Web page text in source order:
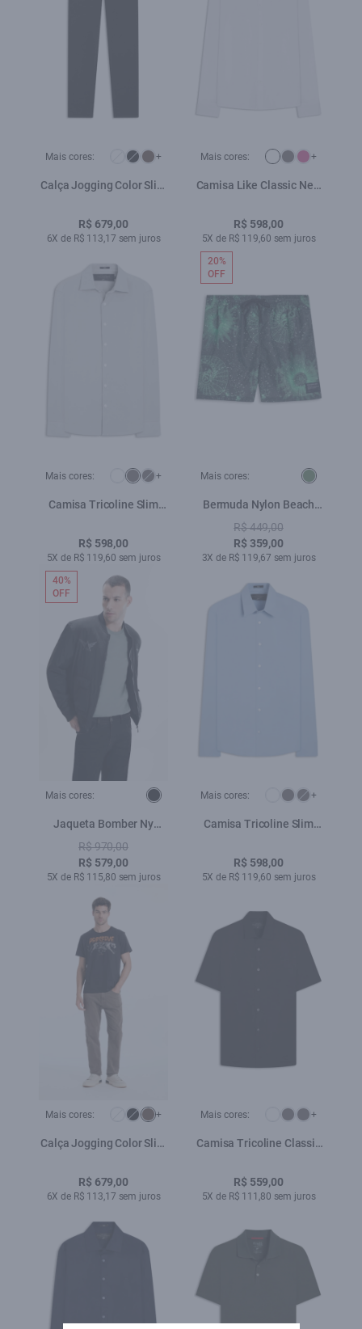
Mais cores: +
Calça Jogging Color Slim
R$ 679,00
6X de R$ 113,17 sem juros
Mais cores: +
Camisa Like Classic New
R$ 598,00
5X de R$ 119,60 sem juros
Mais cores: +
Camisa Tricoline Slim
R$ 598,00
5X de R$ 119,60 sem juros
Mais cores:
Bermuda Nylon Beach
Trucker Mystical Space
Verde
R$ 449,00
R$ 359,00
3X de R$ 119,67 sem juros
20%
OFF
Mais cores:
Jaqueta Bomber Ny
Embroidery Preto
R$ 970,00
R$ 579,00
5X de R$ 115,80 sem juros
40%
OFF
Mais cores: +
Camisa Tricoline Slim
R$ 598,00
5X de R$ 119,60 sem juros
Mais cores: +
Calça Jogging Color Slim
R$ 679,00
6X de R$ 113,17 sem juros
Mais cores: +
Camisa Tricoline Classic
R$ 559,00
5X de R$ 111,80 sem juros